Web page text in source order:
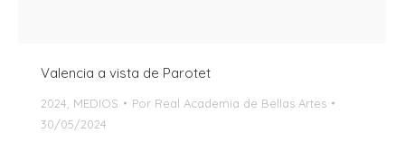
Valencia a vista de Parotet
2024 MEDIOS Por Real Academia de Bellas Artes
30/05/2024